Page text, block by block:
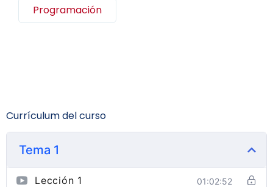
Programación
Currículum del curso
Tema 1
Lección 1 01:02:52